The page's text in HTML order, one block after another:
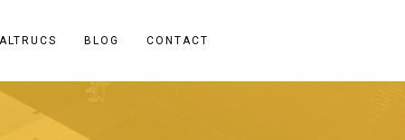
BLOG CONTACT